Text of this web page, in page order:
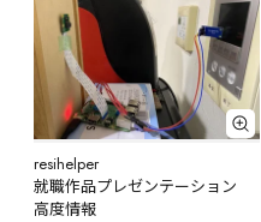
resihelper
就職作品プレゼンテーション
高度情報